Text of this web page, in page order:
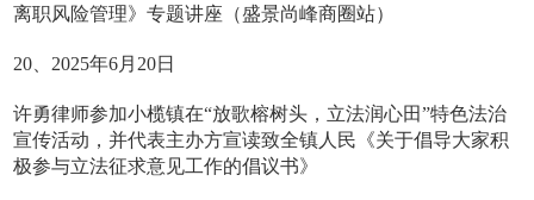
离职风险管理》专题讲座（盛景尚峰商圈站）
20、2025年6月20日
许勇律师参加小榄镇在“放歌榕树头，立法润心田”特色法治
宣传活动，并代表主办方宣读致全镇人民《关于倡导大家积
极参与立法征求意见工作的倡议书》